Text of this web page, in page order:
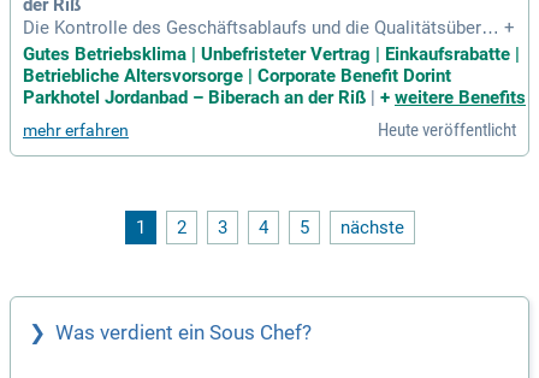
der Riß
Die Kontrolle des Geschäftsablaufs und die Qualitätsüberwa
chung sind essenziell für den Küchenbetrieb. Zudem unterst
ützen wir bei Inventuren sowie der internen Warenanforderu
ng und Bestellungen. Die Einarbeitung und Fortbildung der K
urch kostenbewusstes Vor- und Zubereiten der Lebensmitte
l gewährleisten wir höchste Qualität. Unsere umfassenden
n Ablauf. Kreativität, Teamgeist und eine starke Belastbarke
it prägen unser engagiertes Küchenteam für unvergessliche
+
Gutes Betriebsklima | Unbefristeter Vertrag | Einkaufsrabatte |
Betriebliche Altersvorsorge | Corporate Benefit Dorint
Parkhotel Jordanbad – Biberach an der Riß | + weitere Benefits
mehr erfahren Heute veröffentlicht
1 2 3 4 5 nächste
Was verdient ein Sous Chef?